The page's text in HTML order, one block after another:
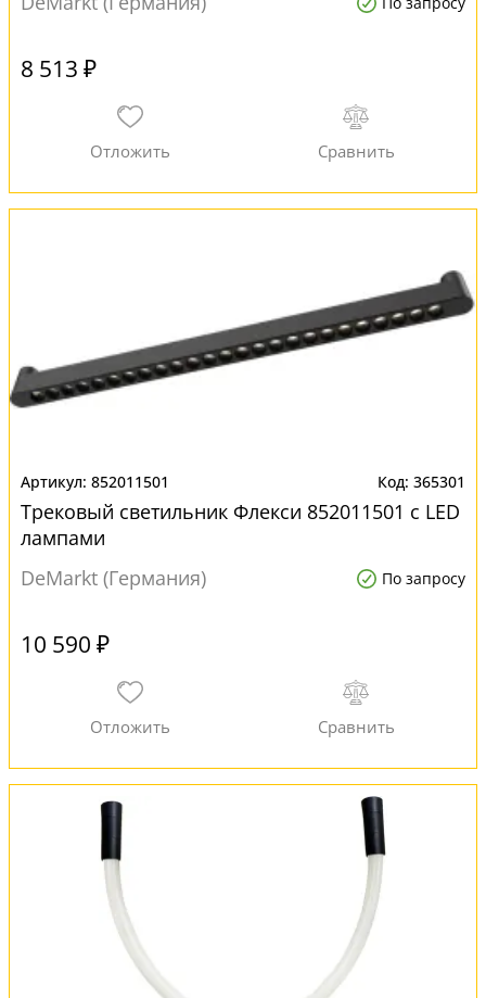
8 513 ₽
852011501 365301
Трековый светильник Флекси 852011501 с LED
лампами
DeMarkt (Германия)
По запросу
10 590 ₽